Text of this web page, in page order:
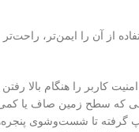
از آن را ایمن‌تر،
کاربر را هنگام بالا
زمین صاف یا کمی
لامپ گرفته تا